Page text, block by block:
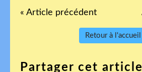
« Article précédent
Retour à l'accueil
Partager cet article